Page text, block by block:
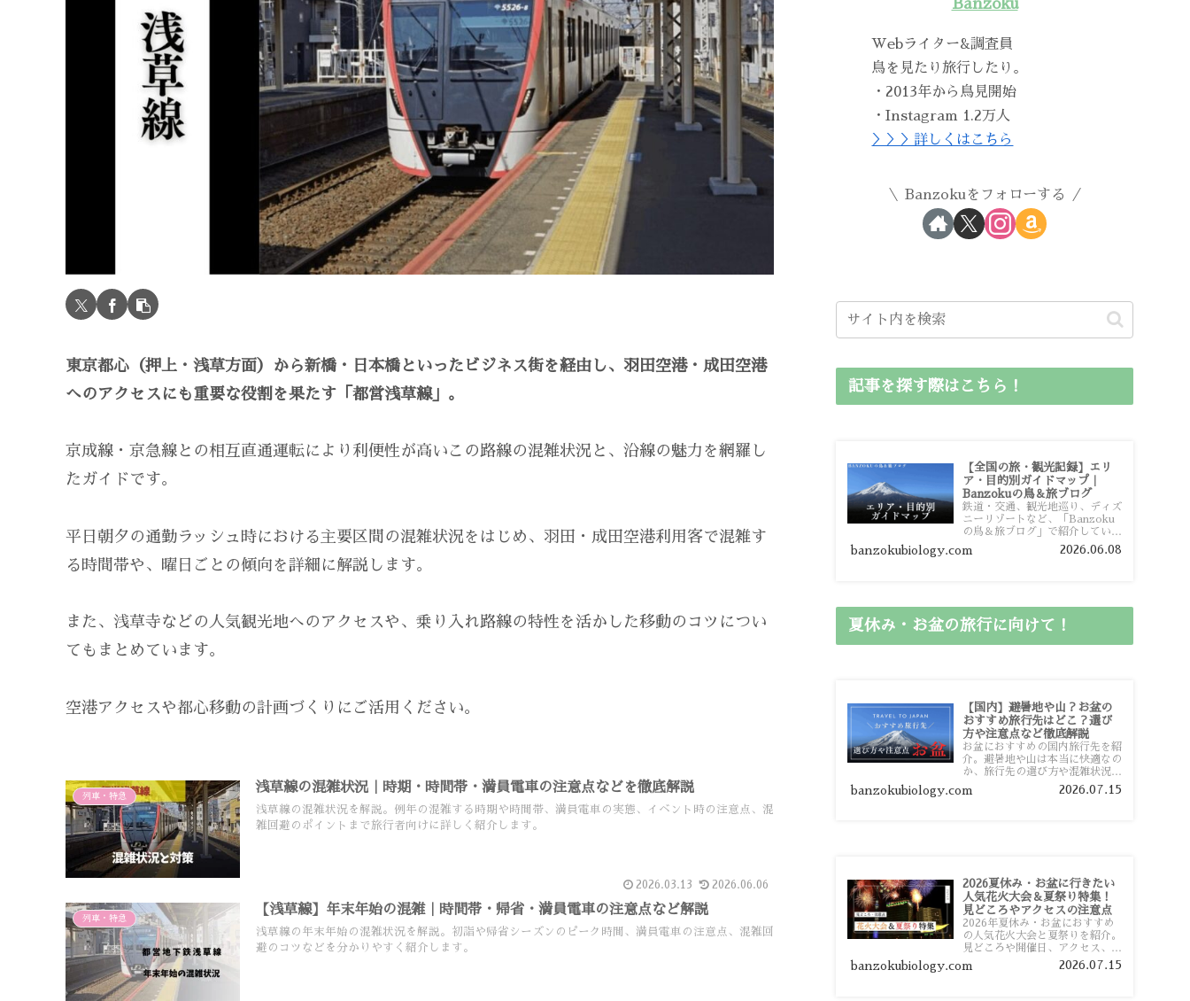
東京都心（押上・浅草方面）から新橋・日本橋といったビジネス街を経由し、羽田空港・成田空港
へのアクセスにも重要な役割を果たす「都営浅草線」。
京成線・京急線との相互直通運転により利便性が高いこの路線の混雑状況と、沿線の魅力を網羅し
たガイドです。
平日朝夕の通勤ラッシュ時における主要区間の混雑状況をはじめ、羽田・成田空港利用客で混雑す
る時間帯や、曜日ごとの傾向を詳細に解説します。
また、浅草寺などの人気観光地へのアクセスや、乗り入れ路線の特性を活かした移動のコツについ
てもまとめています。
空港アクセスや都心移動の計画づくりにご活用ください。
列車・特急
浅草線の混雑状況｜時期・時間帯・満員電車の注意点などを徹底解説
浅草線の混雑状況を解説。例年の混雑する時期や時間帯、満員電車の実態、イベント時の注意点、混
雑回避のポイントまで旅行者向けに詳しく紹介します。
2026.03.13 2026.06.06
列車・特急
【浅草線】年末年始の混雑｜時間帯・帰省・満員電車の注意点など解説
浅草線の年末年始の混雑状況を解説。初詣や帰省シーズンのピーク時間、満員電車の注意点、混雑回
避のコツなどを分かりやすく紹介します。
Banzoku
Webライター&調査員
鳥を見たり旅行したり。
・2013年から鳥見開始
・Instagram 1.2万人
＞＞＞詳しくはこちら
Banzokuをフォローする
記事を探す際はこちら！
【全国の旅・観光記録】エリ
ア・目的別ガイドマップ｜
Banzokuの鳥＆旅ブログ
鉄道・交通、観光地巡り、ディズ
ニーリゾートなど、「Banzoku
の鳥＆旅ブログ」で紹介している
全国の旅行・観光記録をエリアや
目的別に整理しました。あなたが
banzokubiology.com 2026.06.08
夏休み・お盆の旅行に向けて！
【国内】避暑地や山？お盆の
おすすめ旅行先はどこ？選び
方や注意点など徹底解説
お盆におすすめの国内旅行先を紹
介。避暑地や山は本当に快適なの
か、旅行先の選び方や混雑状況、
注意点、比較的混雑を避けやすい
おすすめスポットまで旅行前に役
banzokubiology.com 2026.07.15
2026夏休み・お盆に行きたい
人気花火大会＆夏祭り特集！
見どころやアクセスの注意点
2026年夏休み・お盆におすすめ
の人気花火大会と夏祭りを紹介。
見どころや開催日、アクセス、混
雑対策、旅行前に知っておきたい
注意点をわかりやすく解説しま
banzokubiology.com 2026.07.15